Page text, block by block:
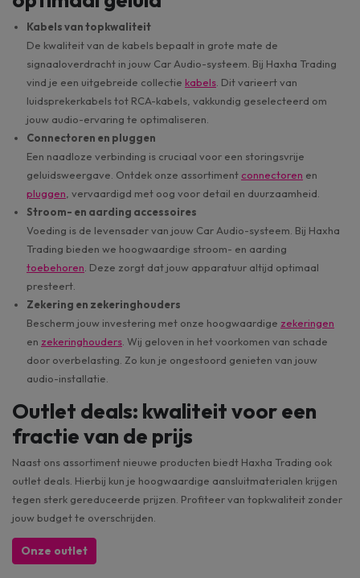
Kabels van topkwaliteit
De kwaliteit van de kabels bepaalt in grote mate de
signaaloverdracht in jouw Car Audio-systeem. Bij Haxha Trading
vind je een uitgebreide collectie kabels . Dit varieert van
luidsprekerkabels tot RCA-kabels, vakkundig geselecteerd om
jouw audio-ervaring te optimaliseren.
Connectoren en pluggen
Een naadloze verbinding is cruciaal voor een storingsvrije
geluidsweergave. Ontdek onze assortiment connectoren en
pluggen , vervaardigd met oog voor detail en duurzaamheid.
Stroom- en aarding accessoires
Voeding is de levensader van jouw Car Audio-systeem. Bij Haxha
Trading bieden we hoogwaardige stroom- en aarding
toebehoren . Deze zorgt dat jouw apparatuur altijd optimaal
presteert.
Zekering en zekeringhouders
Bescherm jouw investering met onze hoogwaardige zekeringen
en zekeringhouders . Wij geloven in het voorkomen van schade
door overbelasting. Zo kun je ongestoord genieten van jouw
audio-installatie.
Outlet deals: kwaliteit voor een
fractie van de prijs
Naast ons assortiment nieuwe producten biedt Haxha Trading ook
outlet deals. Hierbij kun je hoogwaardige aansluitmaterialen krijgen
tegen sterk gereduceerde prijzen. Profiteer van topkwaliteit zonder
jouw budget te overschrijden.
Onze outlet